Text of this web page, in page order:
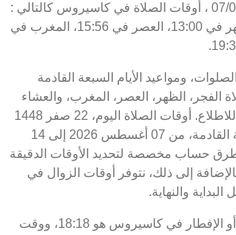
اليوم، الجمعة 07/08/2026 ، أوقات الصلاة في كاسيروس كالتالي :
الفجر في 06:16، الظهر في 13:00، العصر في 15:56، المغرب في
ومواعيد الأيام السبعة القادمة
الفجر، الظهر، العصر، المغرب، والعشاء
في كاسيروس متاحة للاطلاع. أوقات الصلاة اليوم، 22 صفر 1448
، وبرنامج الأيام السبعة القادمة، من 07 أغسطس 2026 إلى 14
، مع طرق حساب مخصصة لتحديد الأوقات الدقيقة
إلى ذلك، نتوفر أوقات الزوال في
والنهاية.
موعد غروب الشمس أو الإفطار في كاسيروس هو 18:18، ووقت